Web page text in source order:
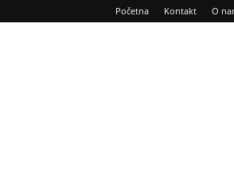
Početna Kontakt O